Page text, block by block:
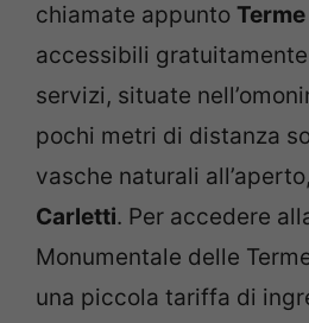
chiamate appunto
accessibili gratuitamente
servizi, situate
pochi metri di distanza
vasche naturali
Carletti. Per accedere
Monumentale delle
una piccola tariffa di